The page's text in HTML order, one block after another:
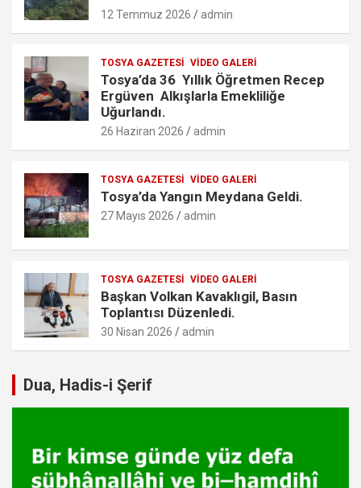
12 Temmuz 2026 admin
TOSYA GAZETESI VIDEO GALERI
Tosya’da 36 Yıllık Öğretmen Recep
Ergüven Alkışlarla Emekliliğe
Uğurlandı.
26 Haziran 2026 admin
TOSYA GAZETESI VIDEO GALERI
Tosya’da Yangın Meydana Geldi.
27 Mayıs 2026 admin
TOSYA GAZETESI VIDEO GALERI
Başkan Volkan Kavaklıgil, Basın
Toplantısı Düzenledi.
30 Nisan 2026 admin
Dua, Hadis-i Şerif